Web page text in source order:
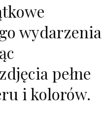
wydarzenia
pełne
i kolorów.